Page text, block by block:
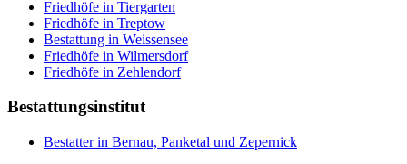
Friedhöfe in Tiergarten
Friedhöfe in Treptow
Bestattung in Weissensee
Friedhöfe in Wilmersdorf
Friedhöfe in Zehlendorf
Bestattungsinstitut
Bestatter in Bernau, Panketal und Zepernick